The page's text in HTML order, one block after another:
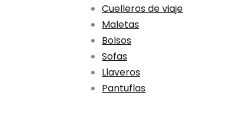
Cuelleros de viaje
Maletas
Bolsos
Sofas
Llaveros
Pantuflas